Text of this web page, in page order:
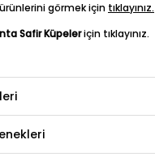
görmek için tıklayınız.
Safir Küpeleriçin tıklayınız.